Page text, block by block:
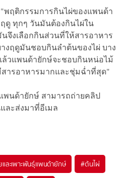
พฤติกรรมการกินไผ่ของแพนด้า
ดู ทุกๆ วันมันต้องกินไผ่ใน
งเลือกกินส่วนที่ให้สารอาหาร
งฤดูมันชอบกินลำต้นของไผ่ บาง
วแพนด้ายักษ์จะชอบกินหน่อไม้
ารอาหารมากและชุ่มฉ่ำที่สุด"
พนด้ายักษ์ สามารถถ่ายคลิป
ละส่งมาที่อีเมล
และเพาะพันธุ์แพนด้ายักษ์ #ต้นไผ่